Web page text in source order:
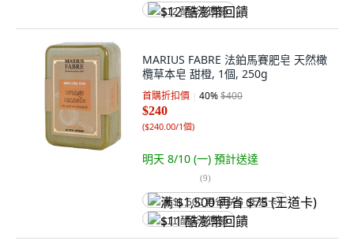
$12 酷澎幣回饋
MARIUS FABRE 法鉑馬賽肥皂 天然橄
欖草本皂 甜橙, 1個, 250g
首購折扣價 40%$400
$240
($240.00/1個)
明天 8/10 (一) 預計送達
(9)
满 $1,500 再省 $75 (王道卡)
$11 酷澎幣回饋